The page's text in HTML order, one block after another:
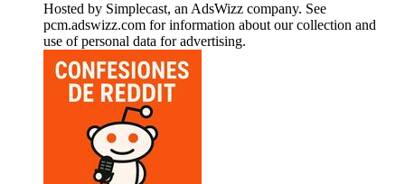
Hosted by Simplecast, an AdsWizz company. See
pcm.adswizz.com for information about our collection and
use of personal data for advertising.